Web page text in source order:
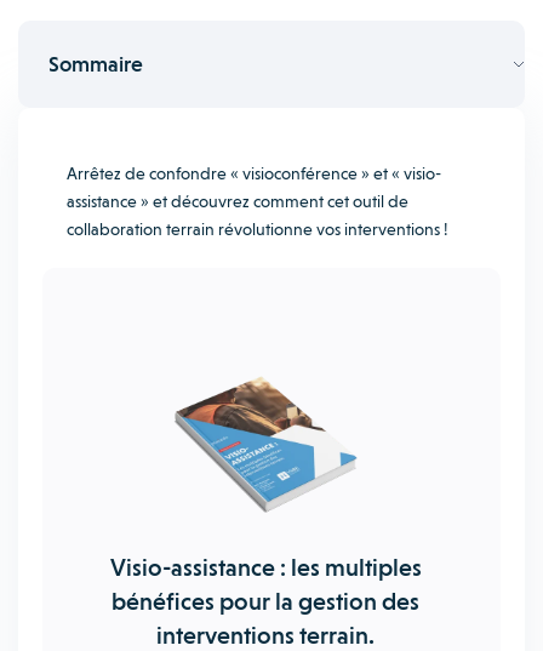
Sommaire
Arrêtez de confondre « visioconférence » et « visio-
assistance » et découvrez comment cet outil de
collaboration terrain révolutionne vos interventions !
Visio-assistance : les multiples
bénéfices pour la gestion des
interventions terrain.